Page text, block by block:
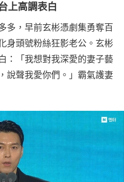
上高調表白
多，早前玄彬憑劇集勇奪百
身頭號粉絲狂影老公。玄彬
：「我想對我深愛的妻子藝
說聲我愛你們。」霸氣護妻